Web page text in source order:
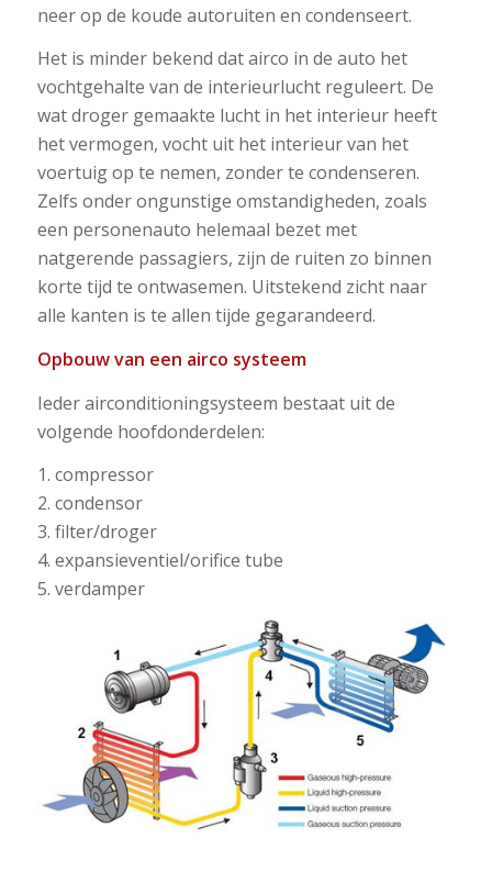
neer op de koude autoruiten en condenseert.
Het is minder bekend dat airco in de auto het
vochtgehalte van de interieurlucht reguleert. De
wat droger gemaakte lucht in het interieur heeft
het vermogen, vocht uit het interieur van het
voertuig op te nemen, zonder te condenseren.
Zelfs onder ongunstige omstandigheden, zoals
een personenauto helemaal bezet met
natgerende passagiers, zijn de ruiten zo binnen
korte tijd te ontwasemen. Uitstekend zicht naar
alle kanten is te allen tijde gegarandeerd.
Opbouw van een airco systeem
Ieder airconditioningsysteem bestaat uit de
volgende hoofdonderdelen:
1. compressor
2. condensor
3. filter/droger
4. expansieventiel/orifice tube
5. verdamper